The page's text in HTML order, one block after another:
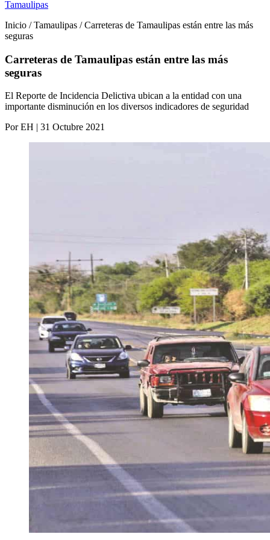
Tamaulipas
Inicio / Tamaulipas / Carreteras de Tamaulipas están entre las más
seguras
Carreteras de Tamaulipas están entre las más
seguras
El Reporte de Incidencia Delictiva ubican a la entidad con una
importante disminución en los diversos indicadores de seguridad
Por EH | 31 Octubre 2021